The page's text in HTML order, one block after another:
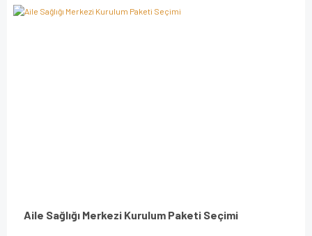
Aile Sağlığı Merkezi Kurulum Paketi Seçimi